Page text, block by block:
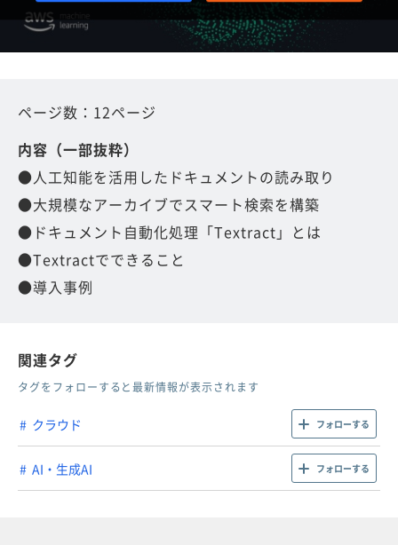
ページ数：12ページ
内容（一部抜粋）
●人工知能を活用したドキュメントの読み取り
●大規模なアーカイブでスマート検索を構築
●ドキュメント自動化処理「Textract」とは
●Textractでできること
●導入事例
関連タグ
タグをフォローすると最新情報が表示されます
クラウド フォローする
AI・生成AI フォローする